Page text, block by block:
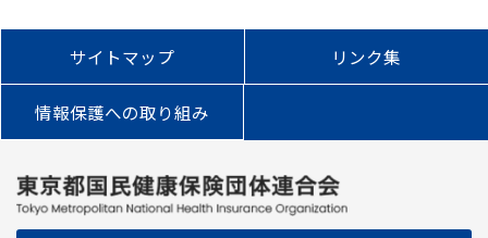
サイトマップ リンク集
情報保護への取り組み